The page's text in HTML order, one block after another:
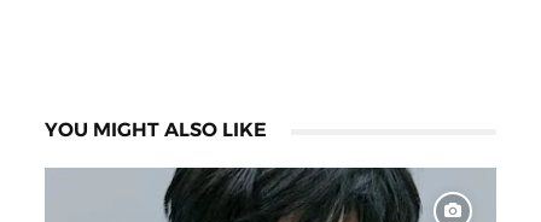
YOU MIGHT ALSO LIKE